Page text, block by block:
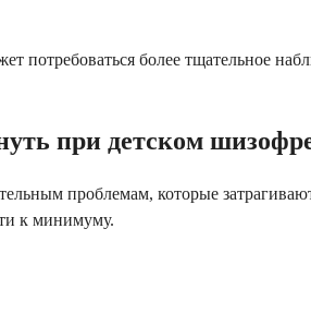
потребоваться более тщательное
при детском
проблемам, которые
к минимуму.